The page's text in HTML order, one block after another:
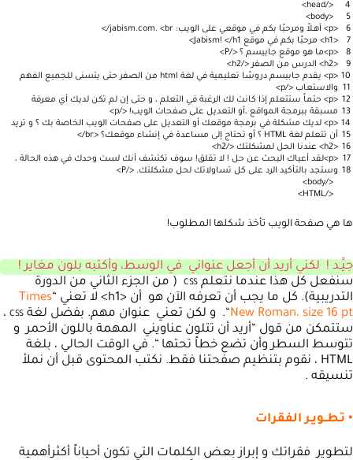
4
5
6
7
8
9
10
11
12
13
14
15
16
17
18
<
/
head
>
<
body
>
<
p
> أهـلاً ومرحبًا بكم في موقعي على الويب:
jabism.com. <br
/
>
<
h1
> مرحبًا بكم في موقع Jabism! </h1
>
<
p
>ما هو موقع جابيسم ؟ <
/
P
>
<
h2
> الدرس من الصفر <
/
h2
>
<
p
> يقدم جابيسم دروسًا تعليمية في لغة html من الصفر حتى يتسنى للجميع الفهم
والاستعاب <
/
p
>
<
p
> حتماً ستتعلم إذا كانت لك الرغبة في التعلم ، و حتى إن لم تكن لديك أي معرفة
مسبقة ببرمجة المواقع ،أو التعديل على صفحات الويب!
<
/
p
>
<
p
> لديك مشكلة في برمجة موقعك أو التعديل على صفحات الويب الخاصة بك ؟ و تريد
أن تتعلم لغة HTML ؟ أو تحتاج إلى مساعدة في إنشاء موقعك؟ <
br
/
>
<
h2
> عندنا الحل لمشكلتك <
/
h2
>
<
p
>لقد أعياك البحث عن حل ! لا تقلق! سوف تكتشف أنك لست وحدك في هذه الحالة ،
وستجد بالتأكيد الرد على كل تساولاتك لحل مشكلتك.
<
/
P
>
<
/
body
>
<
/
HTML
>
ها هي صفحة الويب تأخذ شكلها المطلوب!
جيِّـد ! لكني أريد أن أجعل عنواني في الوسط، وأكتبه بلون مغاير !
سنفعل كل هذا عندما نتعلم CSS
( من الجزء الثاني من الدورة
التدريبية). كل ما يجب أن تعرفه الآن هو أن <h1> لا تعني “
Times
New Roman، size 16 pt“. و لكن تعني عنوان مهم. بفضل لغة CSS ،
ستتمكن من قول “أريد أن تتلون عناويني المهمة باللون الأحمر و
تتوسط السطر وأن تضع خطاً تحتها “. في الوقت الحالي ، بلغة
HTML ، نقوم بتنظيم صفحتنا فقط. نكتب المحتوى قبل أن نملأ
تنسيقه .
• تـطــويـر الفقرات
لتطوير فقراتك و إبراز بعض الكلمات التي تكون أحياناً أكثرأهمية